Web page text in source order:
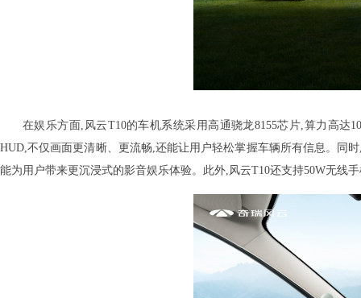
在娱乐方面,风云T10的车机系统采用高通骁龙8155芯片,算力高达
HUD,不仅画面更清晰、更流畅,还能让用户轻松掌握车辆所有信息。同
能为用户带来更沉浸式的影音娱乐体验。此外,风云T10还支持50W无线